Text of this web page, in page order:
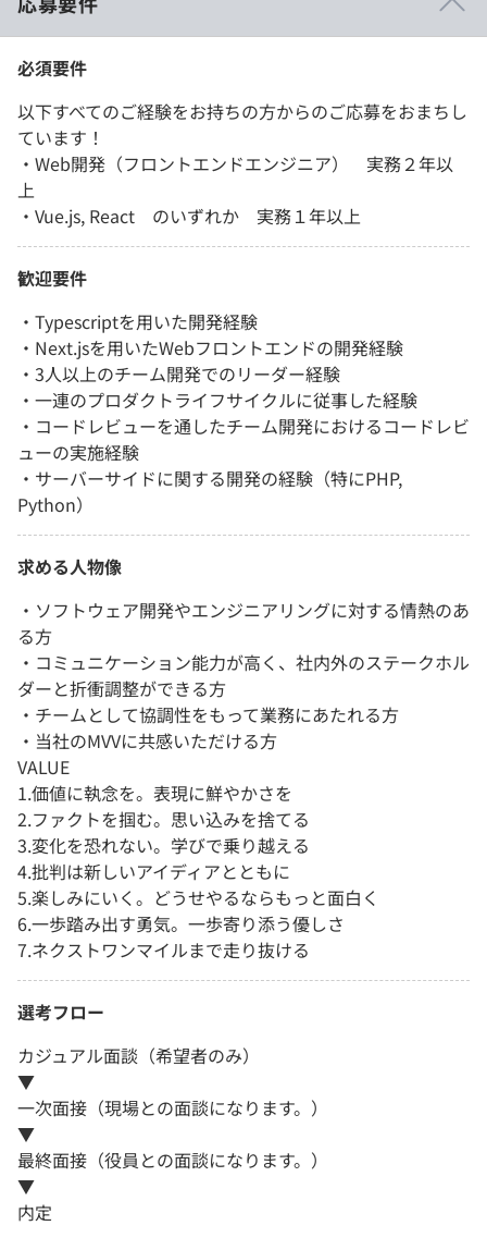
必須要件
以下すべてのご経験をお持ちの方からのご応募をおまちし
ています！
・Web開発（フロントエンドエンジニア） 実務２年以
上
・Vue.js, React のいずれか 実務１年以上
歓迎要件
・Typescriptを用いた開発経験
・Next.jsを用いたWebフロントエンドの開発経験
・3人以上のチーム開発でのリーダー経験
・一連のプロダクトライフサイクルに従事した経験
・コードレビューを通したチーム開発におけるコードレビ
ューの実施経験
・サーバーサイドに関する開発の経験（特にPHP,
Python）
求める人物像
・ソフトウェア開発やエンジニアリングに対する情熱のあ
る方
・コミュニケーション能力が高く、社内外のステークホル
ダーと折衝調整ができる方
・チームとして協調性をもって業務にあたれる方
・当社のMVVに共感いただける方
VALUE
1.価値に執念を。表現に鮮やかさを
2.ファクトを掴む。思い込みを捨てる
3.変化を恐れない。学びで乗り越える
4.批判は新しいアイディアとともに
5.楽しみにいく。どうせやるならもっと面白く
6.一歩踏み出す勇気。一歩寄り添う優しさ
7.ネクストワンマイルまで走り抜ける
選考フロー
カジュアル面談（希望者のみ）
▼
一次面接（現場との面談になります。）
▼
最終面接（役員との面談になります。）
▼
内定